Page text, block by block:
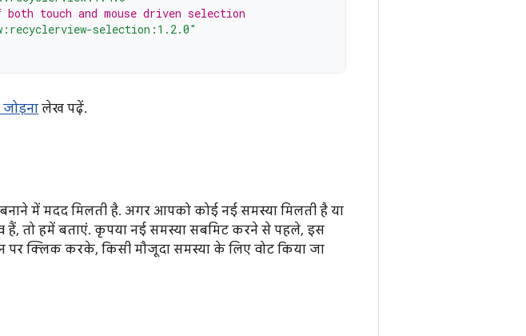
touch and mouse driven selection
selection:1.2.0"
जोड़ना लेख पढ़ें.
में मदद मिलती है. अगर आपको कोई नई समस्या मिलती है या
हैं, तो हमें बताएं. कृपया नई समस्या सबमिट करने से पहले, इस
पर क्लिक करके, किसी मौजूदा समस्या के लिए वोट किया जा